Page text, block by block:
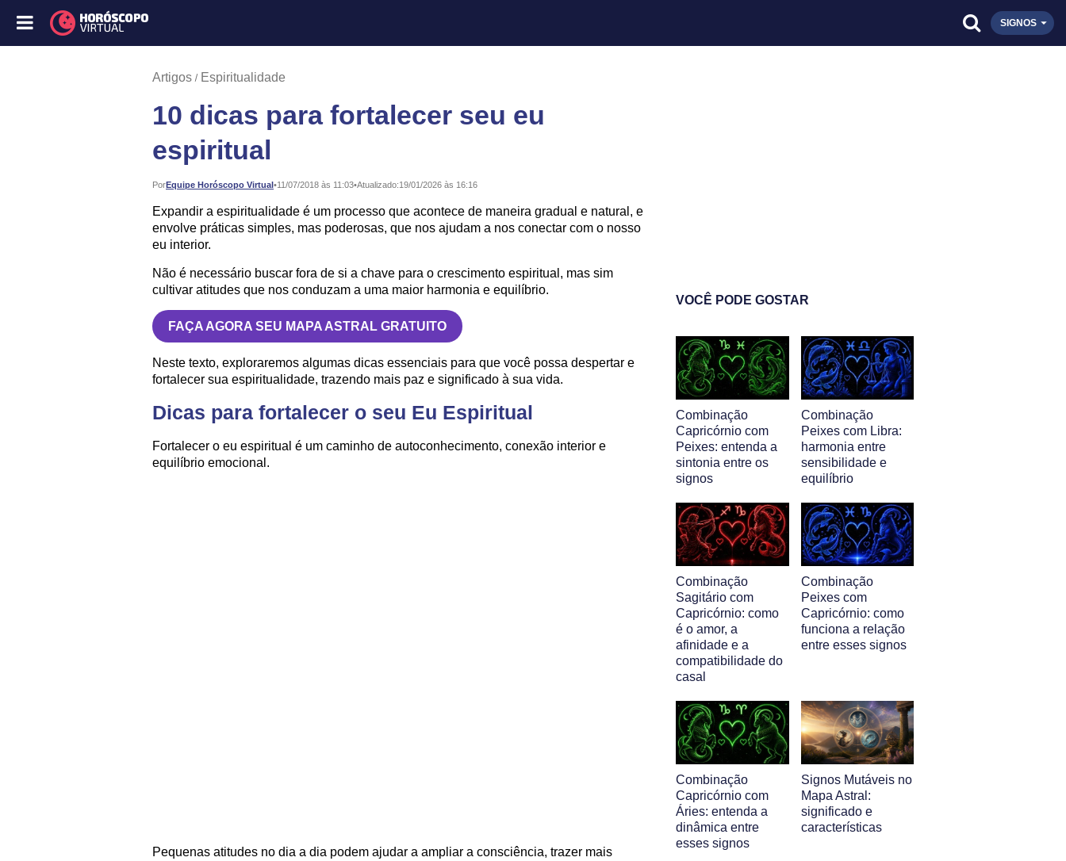
SIGNOS
Artigos Espiritualidade
10 dicas para fortalecer seu eu
espiritual
PorEquipe Horóscopo Virtual•
Publicado: 11/07/2018 às 11:03•Atualizado:19/01/2026 às 16:16
Expandir a espiritualidade é um processo que acontece de maneira gradual e natural, e
envolve práticas simples, mas poderosas, que nos ajudam a nos conectar com o nosso
eu interior.
Não é necessário buscar fora de si a chave para o crescimento espiritual, mas sim
cultivar atitudes que nos conduzam a uma maior harmonia e equilíbrio.
FAÇA AGORA SEU MAPA ASTRAL GRATUITO
Neste texto, exploraremos algumas dicas essenciais para que você possa despertar e
fortalecer sua espiritualidade, trazendo mais paz e significado à sua vida.
Dicas para fortalecer o seu Eu Espiritual
Fortalecer o eu espiritual é um caminho de autoconhecimento, conexão interior e
equilíbrio emocional.
Pequenas atitudes no dia a dia podem ajudar a ampliar a consciência, trazer mais
VOCÊ PODE GOSTAR
Combinação
Capricórnio com
Peixes: entenda a
sintonia entre os
signos
Combinação
Peixes com Libra:
harmonia entre
sensibilidade e
equilíbrio
Combinação
Sagitário com
Capricórnio: como
é o amor, a
afinidade e a
compatibilidade do
casal
Combinação
Peixes com
Capricórnio: como
funciona a relação
entre esses signos
Combinação
Capricórnio com
Áries: entenda a
dinâmica entre
esses signos
Signos Mutáveis no
Mapa Astral:
significado e
características